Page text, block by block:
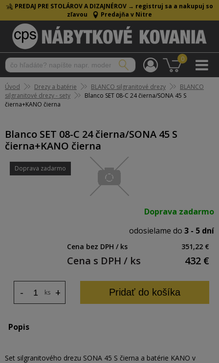
PREDAJ PRE STOLÁROV A DIZAJNÉROV → registruj sa a nakupuj so
zľavou
Predajňa v Nitre
0
Úvod Drezy a batérie BLANCO silgranitové drezy
BLANCO
silgranitové drezy - sety
Blanco SET 08-C 24 čierna/SONA 45 S
čierna+KANO čierna
Blanco SET 08-C 24 čierna/SONA 45 S
čierna+KANO čierna
Doprava zadarmo
Doprava zadarmo
odosielame do 3 - 5 dní
Cena bez DPH / ks 351,22 €
Cena s DPH / ks 432 €
ks +
- Pridať do košíka
Popis
Set silgranitového drezu SONA 45 S čierna a batérie KANO v